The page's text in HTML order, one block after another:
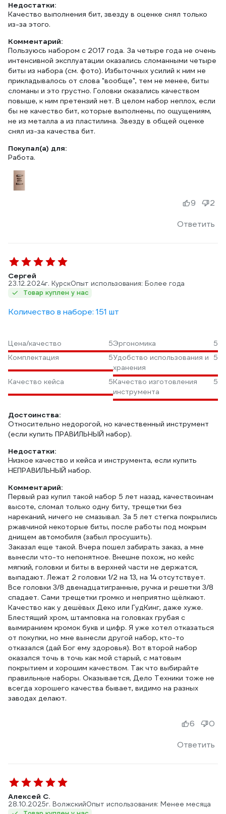
Недостатки:
Качество выполнения бит, звезду в оценке снял только
из-за этого.
Комментарий:
Пользуюсь набором с 2017 года. За четыре года не очень
интенсивной эксплуатации оказались сломанными четыре
биты из набора (см. фото). Избыточных усилий к ним не
прикладывалось от слова "вообще", тем не менее, биты
сломаны и это грустно. Головки оказались качеством
повыше, к ним претензий нет. В целом набор неплох, если
бы не качество бит, которые выполнены, по ощущениям,
не из металла а из пластилина. Звезду в общей оценке
снял из-за качества бит.
Покупал(а) для:
Работа.
Ответить
9 2
Сергей
23.12.2024г. КурскОпыт использования: Более года
Товар куплен у нас
Количество в наборе: 151 шт
Цена/качество 5Эргономика
5
Комплектация
5Удобство использования и
хранения
5
Качество кейса 5Качество изготовления
инструмента
5
Достоинства:
Относительно недорогой, но качественный инструмент
(если купить ПРАВИЛЬНЫЙ набор).
Недостатки:
Низкое качество и кейса и инструмента, если купить
НЕПРАВИЛЬНЫЙ набор.
Комментарий:
Первый раз купил такой набор 5 лет назад, качествоинам
высоте, сломал только одну биту, трещетки без
нареканий, ничего не смазывал. За 5 лет стегка покрылись
ржавчиной некоторые биты, после работы под мокрым
днищем автомобиля (забыл просушить).
Заказал еще такой. Вчера пошел забирать заказ, а мне
вынесли что-то непонятное. Внешне похож, но кейс
мягкий, головки и биты в верхней части не держатся,
выпадают. Лежат 2 головки 1/2 на 13, на 14 отсутствует.
Все головки 3/8 двенадцатигранные, ручка и решетки 3/8
спадает. Сами трещетки громко и неприятно щёлкают.
Качество как у дешёвых Деко или ГудКинг, даже хуже.
Блестящий хром, штамповка на головках грубая с
вымиранием кромок букв и цифр. Я уже хотел отказаться
от покупки, но мне вынесли другой набор, кто-то
отказался (дай Бог ему здоровья). Вот второй набор
оказался точь в точь как мой старый, с матовым
покрытием и хорошим качеством. Так что выбирайте
правильные наборы. Оказывается, Дело Техники тоже не
всегда хорошего качества бывает, видимо на разных
заводах делают.
Ответить
6 0
Алексей С.
28.10.2025г. ВолжскийОпыт использования: Менее месяца